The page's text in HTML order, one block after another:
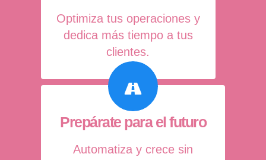
Optimiza tus operaciones y
dedica más tiempo a tus
clientes.
Prepárate para el futuro
Automatiza y crece sin